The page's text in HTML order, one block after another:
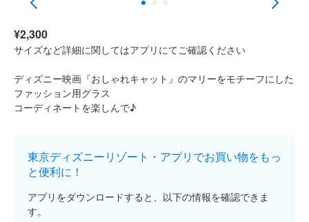
¥2,300
サイズなど詳細に関してはアプリにてご確認ください
ディズニー映画『おしゃれキャット』のマリーをモチーフにした
ファッション用グラス
コーディネートを楽しんで♪
東京ディズニーリゾート・アプリでお買い物をもっ
と便利に！
アプリをダウンロードすると、以下の情報を確認できま
す。